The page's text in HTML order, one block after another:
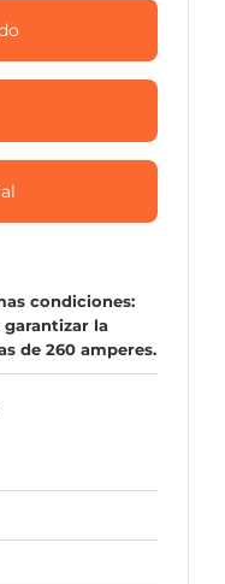
condiciones:
garantizar la
de 260 amperes.